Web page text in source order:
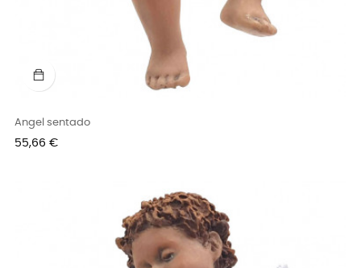
Angel sentado
Precio
55,66 €